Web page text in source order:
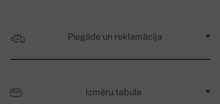
Piegāde un reklamācija
Izmēru tabula